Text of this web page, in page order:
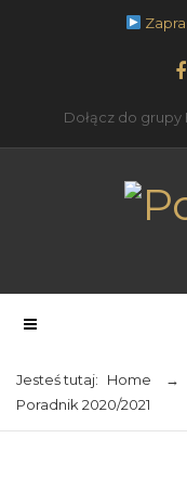
Dołącz do
Jesteś tutaj: Home →
Poradnik 2020/2021